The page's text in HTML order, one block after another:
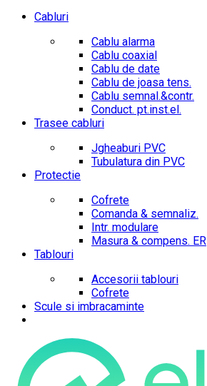
Cabluri
Cablu alarma
Cablu coaxial
Cablu de date
Cablu de joasa tens.
Cablu semnal.&contr.
Conduct. pt.inst.el.
Trasee cabluri
Jgheaburi PVC
Tubulatura din PVC
Protectie
Cofrete
Comanda & semnaliz.
Intr. modulare
Masura & compens. ER
Tablouri
Accesorii tablouri
Cofrete
Scule si imbracaminte